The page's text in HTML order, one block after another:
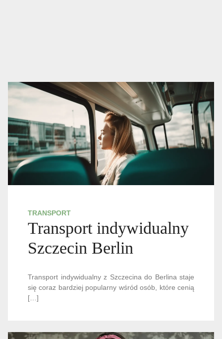
TRANSPORT
Transport indywidualny
Szczecin Berlin
Transport indywidualny z Szczecina do Berlina staje
się coraz bardziej popularny wśród osób, które cenią
[…]